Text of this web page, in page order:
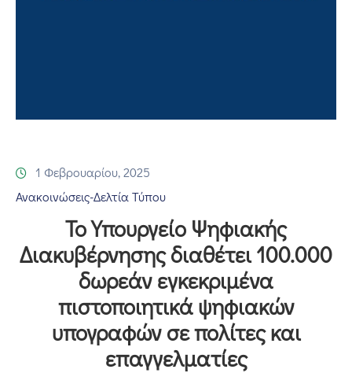
1 Φεβρουαρίου, 2025
Ανακοινώσεις-Δελτία Τύπου
Το Υπουργείο Ψηφιακής
Διακυβέρνησης διαθέτει 100.000
δωρεάν εγκεκριμένα
πιστοποιητικά ψηφιακών
υπογραφών σε πολίτες και
επαγγελματίες